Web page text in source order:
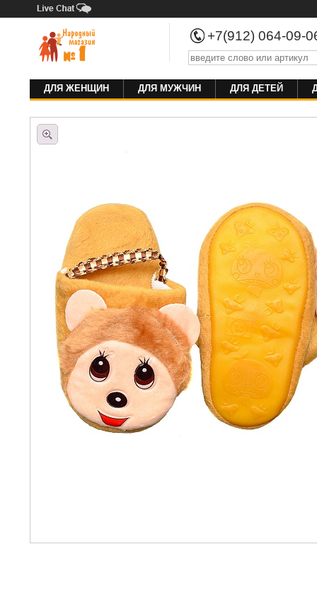
+7(912) 064-09-
ДЛЯ ЖЕНЩИН ДЛЯ МУЖЧИН ДЛЯ ДЕТЕЙ